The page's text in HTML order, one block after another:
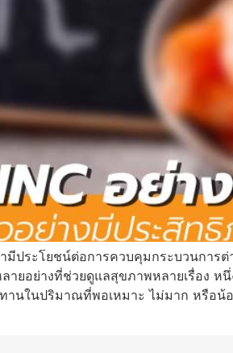
ประโยชน์ต่อการควบคุมกระบวนการ
ยอย่างที่ช่วยดูแลสุขภาพหลายเรื่อง
านในปริมาณที่พอเหมาะ ไม่มาก หรือ